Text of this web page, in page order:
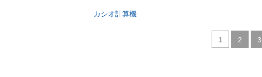
カシオ計算機
1 2 3